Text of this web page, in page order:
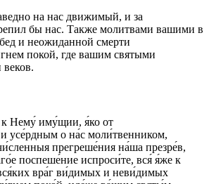
на нас движимый, и за
бы нас. Также молитвами вашими в
и неожиданной смерти
покой, где вашим святыми
к Нему́ иму́щии, я́ко от
усе́рдным о на́с моли́твенником,
прегреше́ния на́ша презре́в,
поспеше́ние испроси́те, вся́ я́же к
вра́г ви́димых и неви́димых